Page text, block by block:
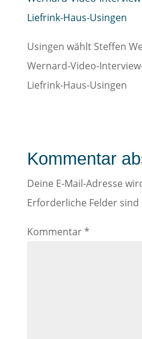
Usingen wählt Steffen
Wernard-Video-
Liefrink-Haus-Usingen
Kommentar
Deine E-Mail-Adresse
Erforderliche Felder
Kommentar*